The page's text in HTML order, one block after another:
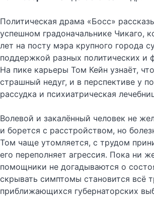
Политическая драма «Босс»
успешном градоначальнике Чикаго,
лет на посту мэра крупного города
поддержкой разных политических и
На пике карьеры Том Кейн узнаёт,
страшный недуг, и в перспективе у
рассудка и психиатрическая
Волевой и закалённый человек не
и борется с расстройством, но
Том чаще утомляется, с трудом
его переполняет агрессия. Пока ни
помощники не догадываются о
скрывать симптомы становится всё
приближающихся губернаторских